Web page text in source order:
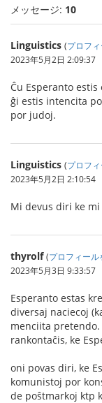
メッセージ: 10
Linguistics (プロフ
2023年5月2日 2:09:37
Ĉu Esperanto
ĝi estis intencita
por judoj.
Linguistics (プロフ
2023年5月2日 2:10:54
Mi devus diri ke
thyrolf (プロフィール
2023年5月3日 9:33:57
Esperanto estas
diversaj naciecoj
menciita
rankontaĉis, ke
oni povas diri, ke
komunistoj por
de poŝtmarkoj ktp